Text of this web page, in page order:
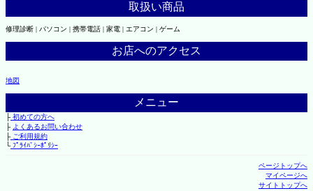
取扱い商品
修理診断 | パソコン | 携帯電話 | 家電 | エアコン | ゲーム
お店へのアクセス
地図
メニュー
├初めての方へ
├ よくあるお問い合わせ
├ご利用規約
└ﾌﾟﾗｲﾊﾞｼｰﾎﾟﾘｼｰ
ページトップへ
マイページへ
サイトトップへ